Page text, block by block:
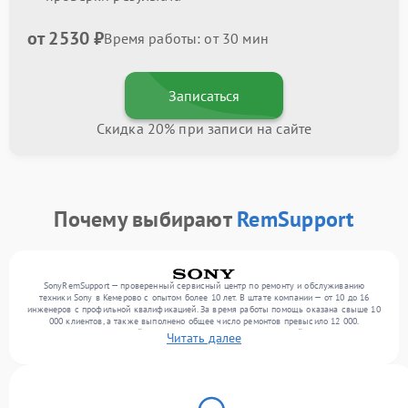
от 2530 ₽Время работы: от 30 мин
Записаться
Скидка 20% при записи на сайте
Почему выбираютRemSupport
SonyRemSupport — проверенный сервисный центр по ремонту и обслуживанию
техники Sony в Кемерово с опытом более 10 лет. В штате компании — от 10 до 16
инженеров с профильной квалификацией. За время работы помощь оказана свыше 10
000 клиентов, а также выполнено общее число ремонтов превысило 12 000.
Ежемесячно в сервисный центр поступает более 300 обращений, включая , , . Мы
работаем с широким спектром неисправностей и поддерживаем высокий стандарт
Читать далее